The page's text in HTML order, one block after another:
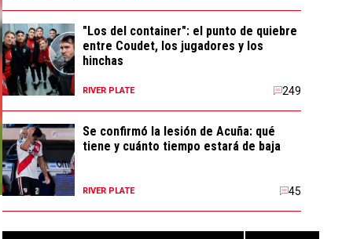
"Los del container": el punto de quiebre
entre Coudet, los jugadores y los
hinchas
RIVER PLATE 249
Se confirmó la lesión de Acuña: qué
tiene y cuánto tiempo estará de baja
RIVER PLATE 45